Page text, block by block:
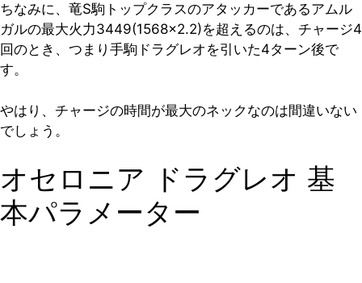
ちなみに、 竜S駒トップクラスのアタッカーであるアムル
ガルの最大火力3449(1568×2.2)を超えるのは、チャージ4
回のとき、つまり手駒ドラグレオを引いた4ターン後で
す。
やはり、チャージの時間が最大のネックなのは間違いない
でしょう。
オセロニア ドラグレオ 基
本パラメーター